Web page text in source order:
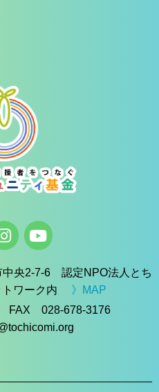
央2-7-6 認定NPO法人とち
トワーク内 》MAP
FAX 028-678-3176